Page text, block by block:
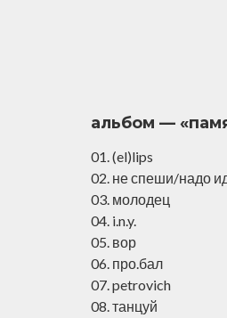
альбом —
01. (el)lips
02. не спеши/надо
03. молодец
04. i.n.y.
05. вор
06. про.бал
07. petrovich
08. танцуй